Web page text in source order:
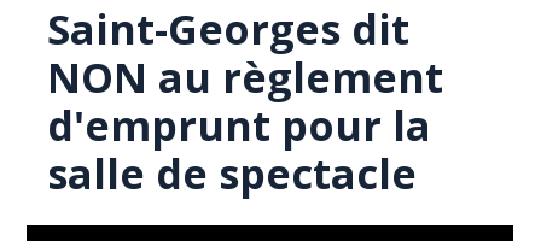
Saint-Georges dit
NON au règlement
d'emprunt pour la
salle de spectacle